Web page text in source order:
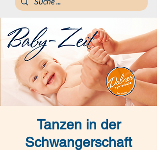
Tanzen in der
Schwangerschaft